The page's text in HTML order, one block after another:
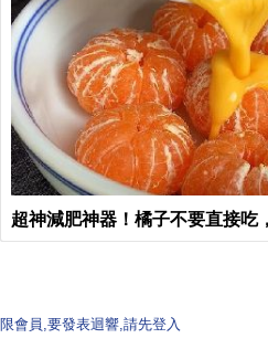
超神減肥神器！橘子不要直接吃
限會員,要發表迴響,請先登入